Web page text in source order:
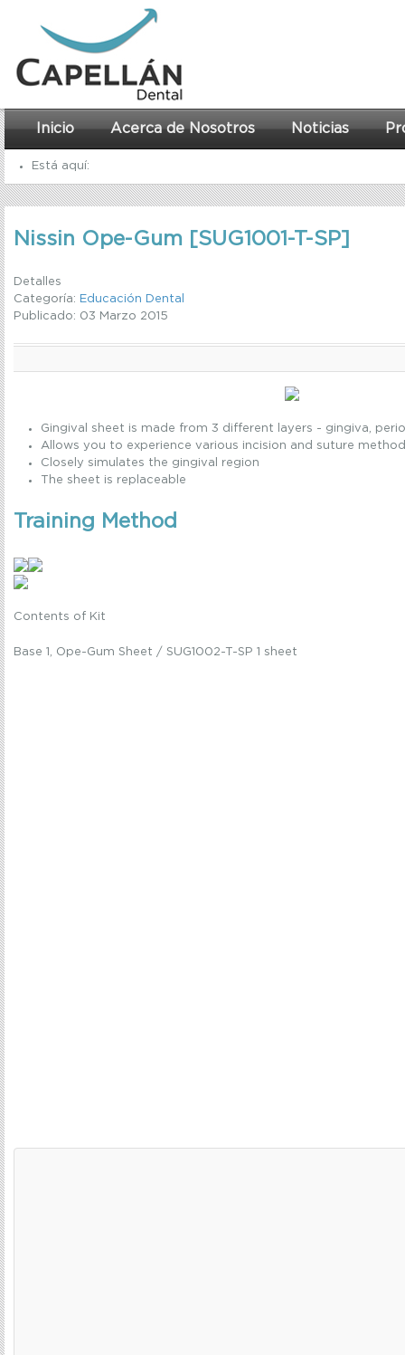
Inicio Acerca de Nosotros Noticias
Está aquí:
Inicio
Educación Dental
Nissin Ope-Gum [SUG1001-T-SP]
Detalles
Categoría: Educación Dental
Publicado: 03 Marzo 2015
Gingival sheet is made from 3 different layers - gingiva,
Allows you to experience various incision and suture
Closely simulates the gingival region
The sheet is replaceable
Training Method
Contents of Kit
Base 1, Ope-Gum Sheet / SUG1002-T-SP 1 sheet